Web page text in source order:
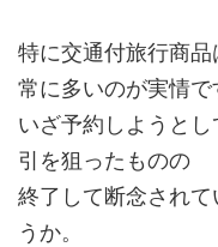
特に交通付旅行商
常に多いのが実情で
いざ予約しようと
引を狙ったものの
終了して断念され
うか。